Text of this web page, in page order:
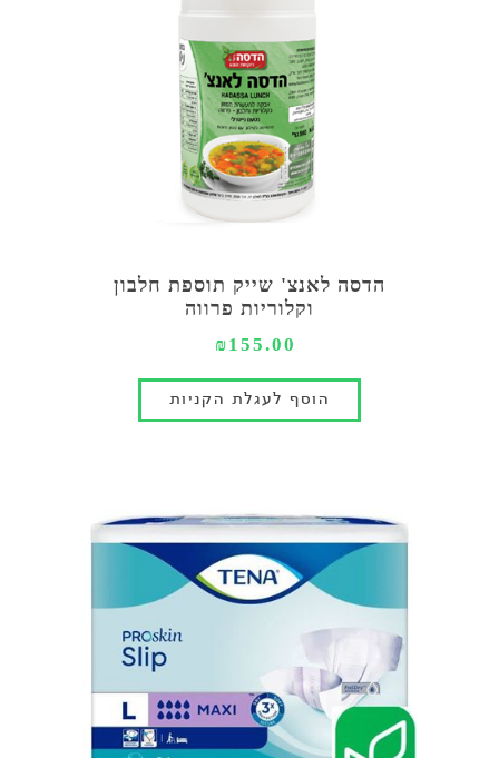
הדסה לאנצ' שייק תוספת חלבון
וקלוריות פרווה
₪155.00